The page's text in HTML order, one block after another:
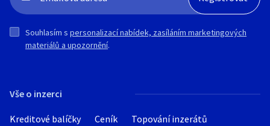
Vše o inzerci
Kreditové balíčky Ceník
Topování inzerátů
Souhlasím s personalizací nabídek, zasíláním marketingových
materiálů a upozornění.